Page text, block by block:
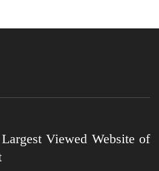
Viewed Website of